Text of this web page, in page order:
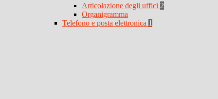
Articolazione degli uffici 2
Organigramma
Telefono e posta elettronica 1